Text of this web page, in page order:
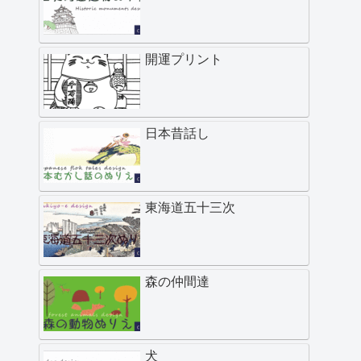
開運プリント
日本昔話し
東海道五十三次
森の仲間達
犬